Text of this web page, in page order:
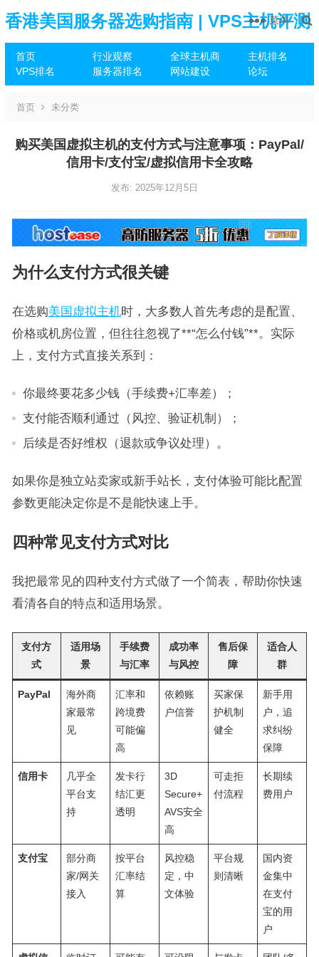
香港美国服务器选购指南 | VPS主机评测
推荐
首页 行业观察 全球主机商
主机排名
VPS排名
服务器排名 网站建设 论坛
菜单
首页 未分类
购买美国虚拟主机的支付方式与注意事项：PayPal/
信用卡/支付宝/虚拟信用卡全攻略
发布: 2025年12月5日
为什么支付方式很关键
在选购美国虚拟主机时，大多数人首先考虑的是配置、
价格或机房位置，但往往忽视了**“怎么付钱”**。实际
上，支付方式直接关系到：
你最终要花多少钱（手续费+汇率差）；
支付能否顺利通过（风控、验证机制）；
后续是否好维权（退款或争议处理）。
如果你是独立站卖家或新手站长，支付体验可能比配置
参数更能决定你是不是能快速上手。
四种常见支付方式对比
我把最常见的四种支付方式做了一个简表，帮助你快速
看清各自的特点和适用场景。
支付方
式
适用场
景
手续费
与汇率
成功率
与风控
售后保
障
适合人
群
PayPal
海外商
家最常
见
汇率和
跨境费
可能偏
高
依赖账
户信誉
买家保
护机制
健全
新手用
户，追
求纠纷
保障
信用卡
几乎全
平台支
持
发卡行
结汇更
透明
3D
Secure+
AVS安全
高
可走拒
付流程
长期续
费用户
支付宝
部分商
家/网关
接入
按平台
汇率结
算
风控稳
定，中
文体验
平台规
则清晰
国内资
金集中
在支付
宝的用
户